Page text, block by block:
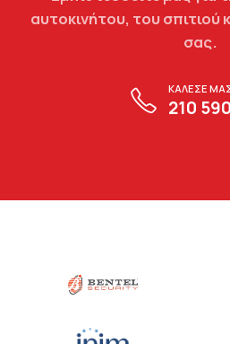
αυτοκινήτου, του σπιτιού
σας.
ΚΑΛΕΣΕ
210